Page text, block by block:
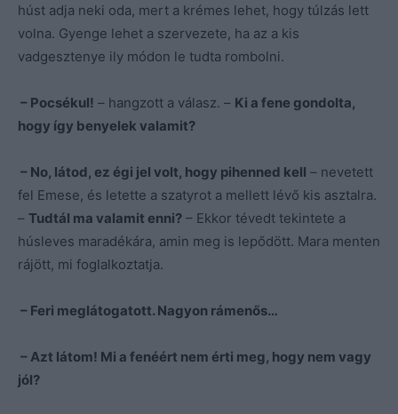
húst adja neki oda, mert a krémes lehet, hogy túlzás lett
volna. Gyenge lehet a szervezete, ha az a kis
vadgesztenye ily módon le tudta rombolni.
– Pocsékul! – hangzott a válasz. – Ki a fene gondolta,
hogy így benyelek valamit?
– No, látod, ez égi jel volt, hogy pihenned kell – nevetett
fel Emese, és letette a szatyrot a mellett lévő kis asztalra.
– Tudtál ma valamit enni? – Ekkor tévedt tekintete a
húsleves maradékára, amin meg is lepődött. Mara menten
rájött, mi foglalkoztatja.
– Feri meglátogatott. Nagyon rámenős…
– Azt látom! Mi a fenéért nem érti meg, hogy nem vagy
jól?